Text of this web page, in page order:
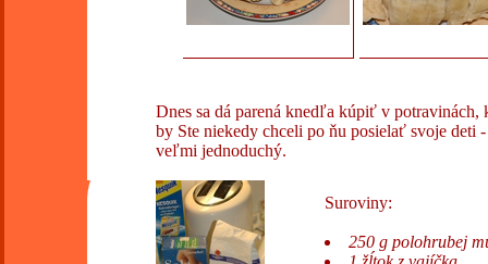
Dnes sa dá parená knedľa kúpiť v
by Ste niekedy chceli po ňu posielať svoje deti
veľmi jednoduchý.
Suroviny:
250 g polohrubej